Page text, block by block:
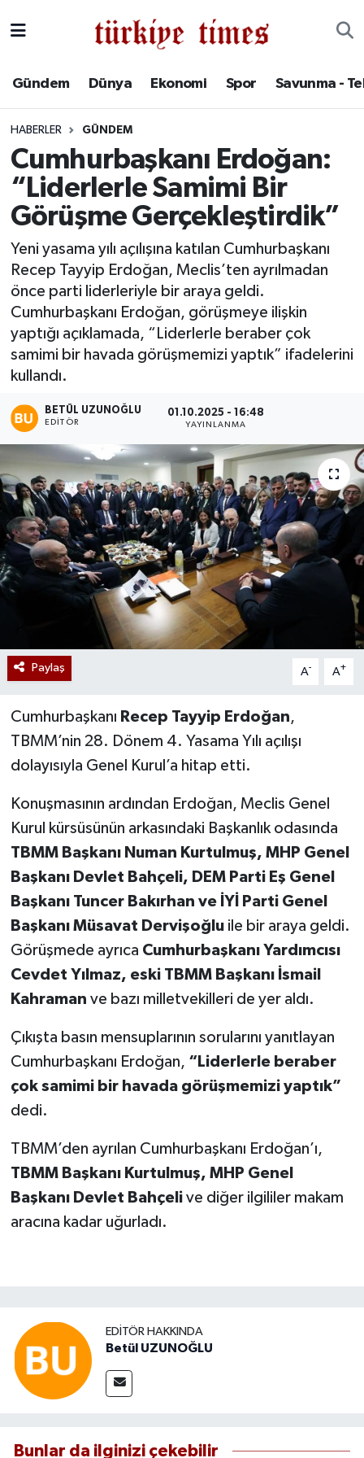
Gündem Dünya Ekonomi Spor Savunma -
HABERLER GÜNDEM
Cumhurbaşkanı Erdoğan:
“Liderlerle Samimi Bir
Görüşme Gerçekleştirdik”
Yeni yasama yılı açılışına katılan Cumhurbaşkanı
Recep Tayyip Erdoğan, Meclis’ten ayrılmadan
önce parti liderleriyle bir araya geldi.
Cumhurbaşkanı Erdoğan, görüşmeye ilişkin
yaptığı açıklamada, “Liderlerle beraber çok
samimi bir havada görüşmemizi yaptık” ifadelerini
kullandı.
BETÜL UZUNOĞLU
EDITÖR
01.10.2025 - 16:48
YAYINLANMA
Paylaş A- A+
Cumhurbaşkanı Recep Tayyip Erdoğan,
TBMM’nin 28. Dönem 4. Yasama Yılı açılışı
dolayısıyla Genel Kurul’a hitap etti.
Konuşmasının ardından Erdoğan, Meclis Genel
Kurul kürsüsünün arkasındaki Başkanlık odasında
TBMM Başkanı Numan Kurtulmuş, MHP Genel
Başkanı Devlet Bahçeli, DEM Parti Eş Genel
Başkanı Tuncer Bakırhan ve İYİ Parti Genel
Başkanı Müsavat Dervişoğluile bir araya geldi.
Görüşmede ayrıca Cumhurbaşkanı Yardımcısı
Cevdet Yılmaz, eski TBMM Başkanı İsmail
Kahraman ve bazı milletvekilleri de yer aldı.
Çıkışta basın mensuplarının sorularını yanıtlayan
Cumhurbaşkanı Erdoğan, “Liderlerle beraber
çok samimi bir havada görüşmemizi yaptık”
dedi.
TBMM’den ayrılan Cumhurbaşkanı Erdoğan’ı,
TBMM Başkanı Kurtulmuş, MHP Genel
Başkanı Devlet Bahçelive diğer ilgililer makam
aracına kadar uğurladı.
EDITÖR HAKKINDA
Betül UZUNOĞLU
Bunlar da ilginizi çekebilir
Spor
Savunma - Teknoloji
Kültür - Sanat
Yaşam
Tüm Manşetler
Son Dakika Haberleri
Haber Arşivi